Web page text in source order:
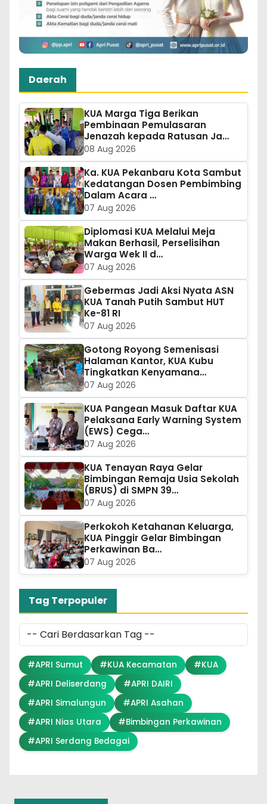
Daerah
KUA Marga Tiga Berikan
Pembinaan Pemulasaran
Jenazah kepada Ratusan Ja…
08 Aug 2026
Ka. KUA Pekanbaru Kota Sambut
Kedatangan Dosen Pembimbing
Dalam Acara …
07 Aug 2026
Diplomasi KUA Melalui Meja
Makan Berhasil, Perselisihan
Warga Wek II d…
07 Aug 2026
Gebermas Jadi Aksi Nyata ASN
KUA Tanah Putih Sambut HUT
Ke-81 RI
07 Aug 2026
Gotong Royong Semenisasi
Halaman Kantor, KUA Kubu
Tingkatkan Kenyamana…
07 Aug 2026
KUA Pangean Masuk Daftar KUA
Pelaksana Early Warning System
(EWS) Cega…
07 Aug 2026
KUA Tenayan Raya Gelar
Bimbingan Remaja Usia Sekolah
(BRUS) di SMPN 39…
07 Aug 2026
Perkokoh Ketahanan Keluarga,
KUA Pinggir Gelar Bimbingan
Perkawinan Ba…
07 Aug 2026
Tag Terpopuler
#APRI Sumut #KUA Kecamatan
#KUA
#APRI Deliserdang
#APRI DAIRI
#APRI Simalungun
#APRI Asahan
#APRI Nias Utara
#Bimbingan Perkawinan
#APRI Serdang Bedagai